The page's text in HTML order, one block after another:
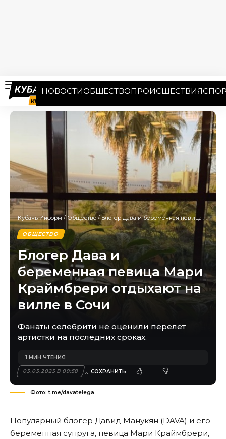
НОВОСТИОБЩЕСТВОПРОИСШЕСТВИЯ
Кубань Информ / Общество /Блогер Дава и беременная певица Мари Краймбрери отдыхают на вилле в Сочи
ОБЩЕСТВО
Блогер Дава и
беременная певица Мари
Краймбрери отдыхают на
вилле в Сочи
Фанаты селебрити не оценили перелет
артистки на последних сроках.
03.03.2025 В 09:58
1 МИН ЧТЕНИЯ
Фото: t.me/davatelega
Популярный блогер Давид Манукян (DAVA) и его
беременная супруга, певица Мари Краймбрери,